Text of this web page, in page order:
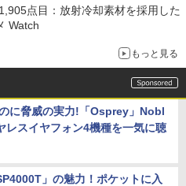
点目：放射冷却素材を採用した
Watch
もっと見る
に脅威の実力!「Osprey」Nobl
レスイヤフォン4機種を一気に聴
」の魅力！ポケットに入